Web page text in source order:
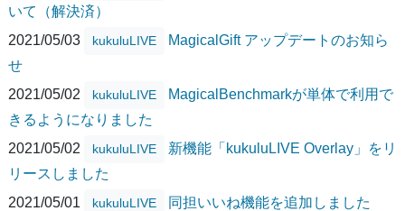
いて（解決済）
2021/05/03
kukuluLIVE
MagicalGift アップデートのお知ら
せ
2021/05/02
kukuluLIVE
MagicalBenchmarkが単体で利用で
きるようになりました
2021/05/02
kukuluLIVE
新機能「kukuluLIVE Overlay」をリ
リースしました
2021/05/01
kukuluLIVE 同担いいね機能を追加しました